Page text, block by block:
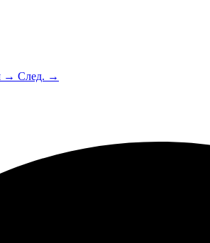
→ След. →